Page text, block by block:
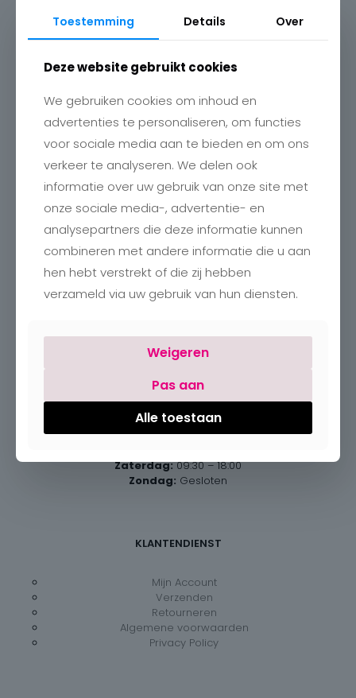
Contact
Charlotte
Romboutstraat 24
+32 89515466
info@charlottebilzen.be
Maandag: Gesloten
Zaterdag: 09:30 – 18:00
Zondag: Gesloten
KLANTENDIENST
Mijn Account
Verzenden
Retourneren
Algemene voorwaarden
Privacy Policy
Toestemming Details Over
Deze website gebruikt cookies
We gebruiken cookies om inhoud en
advertenties te personaliseren, om functies
voor sociale media aan te bieden en om ons
verkeer te analyseren. We delen ook
informatie over uw gebruik van onze site met
onze sociale media-, advertentie- en
analysepartners die deze informatie kunnen
combineren met andere informatie die u aan
hen hebt verstrekt of die zij hebben
verzameld via uw gebruik van hun diensten.
Weigeren
Pas aan
Alle toestaan